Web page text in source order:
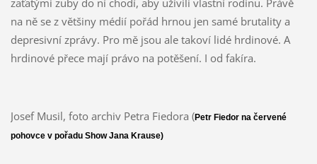
na ně se z většiny médií pořád hrnou jen samé brutality a
depresivní zprávy. Pro mě jsou ale takoví lidé hrdinové. A
hrdinové přece mají právo na potěšení. I od fakíra.
Josef Musil, foto archiv Petra Fiedora (Petr Fiedor na červené
pohovce v pořadu Show Jana Krause)